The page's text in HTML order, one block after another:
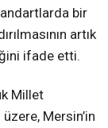
bir
artık
ifade etti.
Millet
Mersin’in